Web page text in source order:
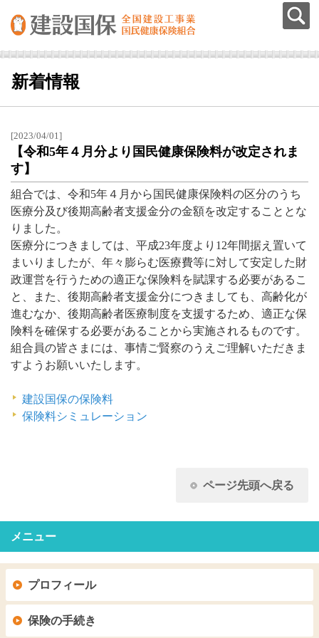
新着情報
[2023/04/01]
【令和5年４月分より国民健康保険料が改定されま
す】
組合では、令和5年４月から国民健康保険料の区分のうち
医療分及び後期高齢者支援金分の金額を改定することとな
りました。
医療分につきましては、平成23年度より12年間据え置いて
まいりましたが、年々膨らむ医療費等に対して安定した財
政運営を行うための適正な保険料を賦課する必要があるこ
と、また、後期高齢者支援金分につきましても、高齢化が
進むなか、後期高齢者医療制度を支援するため、適正な保
険料を確保する必要があることから実施されるものです。
組合員の皆さまには、事情ご賢察のうえご理解いただきま
すようお願いいたします。
建設国保の保険料
保険料シミュレーション
ページ先頭へ戻る
メニュー
プロフィール
保険の手続き